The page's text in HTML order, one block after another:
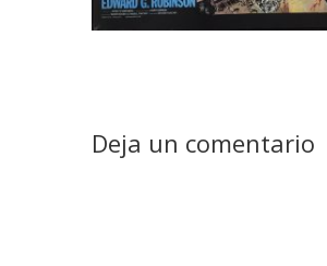
Deja un comentario